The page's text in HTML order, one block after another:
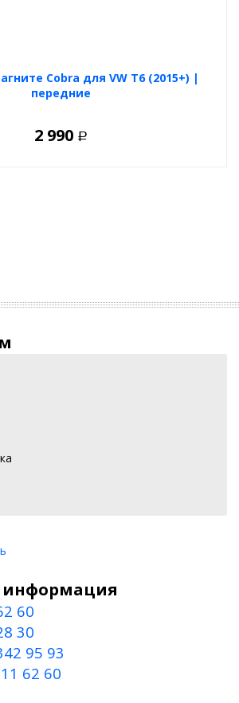
Cobra для VW T6 (2015+) |
передние
2 990 Р
информация
60
30
95 93
62 60